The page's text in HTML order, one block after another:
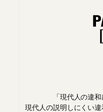
「現代人の違
現代人の説明しにくい違